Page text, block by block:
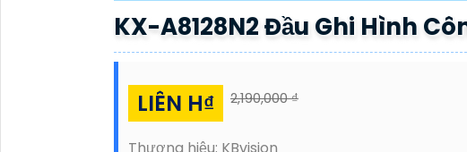
KX-A8128N2 Đầu Ghi Hình
LIÊN H₫ 2,190,000 ₫